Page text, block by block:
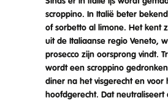
scroppino. In Italië beter
of sorbetto al limone. Het kent
uit de Italiaanse regio Veneto,
prosecco zijn oorsprong vindt.
wordt een scroppino
diner na het visgerecht en voor
hoofdgerecht. Dat neutraliseert